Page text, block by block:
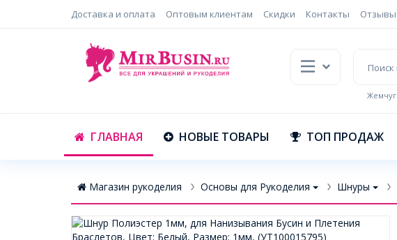
Доставка и оплата Оптовым клиентам Скидки Контакты Отзывы
Жемчуг
ГЛАВНАЯ НОВЫЕ ТОВАРЫ ТОП ПРОДАЖ
Магазин рукоделия Основы для Рукоделия Шнуры